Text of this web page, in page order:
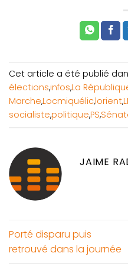
Cet article a été publié
élections,infos,La
Marche,Locmiquélic,lorient,
socialiste,politique,PS,
JAIME
Porté disparu puis
retrouvé dans la journée